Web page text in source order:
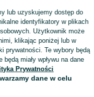
lub uzyskujemy dostęp do
identyfikatory w plikach
Użytkownik może
klikając poniżej lub w
prywatności. Te wybory będą
miały wpływu na dane
Prywatności
dane w celu